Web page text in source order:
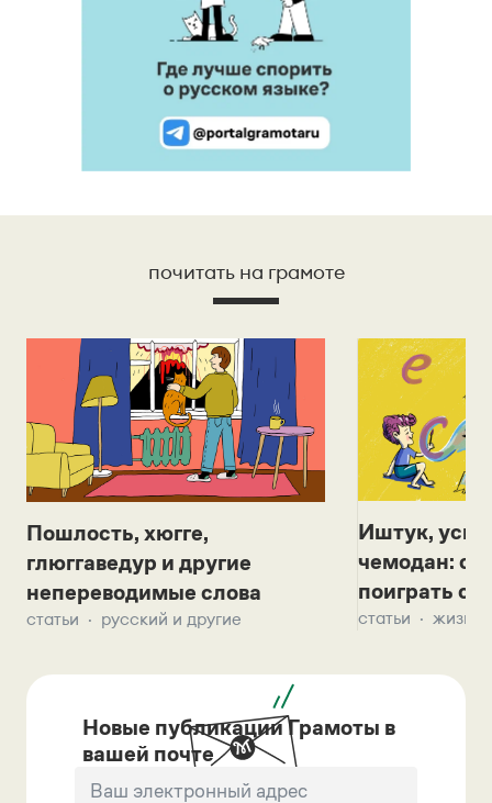
почитать на грамоте
Пошлость, хюгге,
глюггаведур и другие
непереводимые слова
статьи русский и другие
Иштук,
чемодан:
поиграть с
статьи жизнь
Новые публикации Грамоты в
вашей почте